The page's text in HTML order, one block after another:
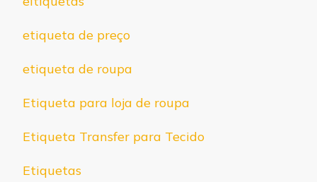
etiqueta de preço
etiqueta de roupa
Etiqueta para loja de roupa
Etiqueta Transfer para Tecido
Etiquetas